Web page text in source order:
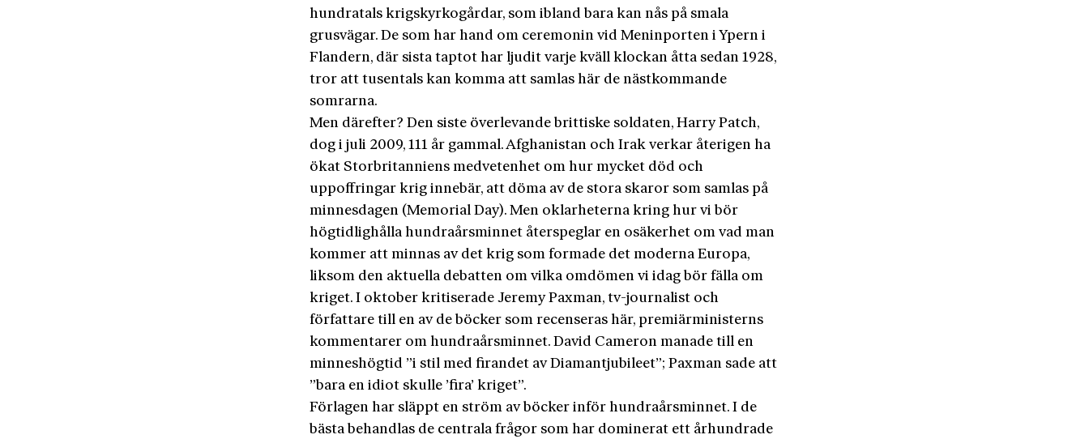
hundratals krigskyrkogårdar, som ibland bara kan nås på smala
grusvägar. De som har hand om ceremonin vid Meninporten i Ypern i
Flandern, där sista taptot har ljudit varje kväll klockan åtta sedan 1928,
tror att tusentals kan komma att samlas här de nästkommande
somrarna.
Men därefter? Den siste överlevande brittiske soldaten, Harry Patch,
dog i juli 2009, 111 år gammal. Afghanistan och Irak verkar återigen ha
ökat Storbritanniens medvetenhet om hur mycket död och
uppoffringar krig innebär, att döma av de stora skaror som samlas på
minnesdagen (Memorial Day). Men oklarheterna kring hur vi bör
högtidlighålla hundraårsminnet återspeglar en osäkerhet om vad man
kommer att minnas av det krig som formade det moderna Europa,
liksom den aktuella debatten om vilka omdömen vi idag bör fälla om
kriget. I oktober kritiserade Jeremy Paxman, tv-journalist och
författare till en av de böcker som recenseras här, premiärministerns
kommentarer om hundraårsminnet. David Cameron manade till en
minneshögtid ”i stil med firandet av Diamantjubileet”; Paxman sade att
”bara en idiot skulle ’fira’ kriget”.
Förlagen har släppt en ström av böcker inför hundraårsminnet. I de
bästa behandlas de centrala frågor som har dominerat ett århundrade